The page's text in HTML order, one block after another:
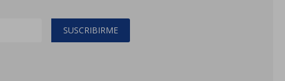
SUSCRIBIRME